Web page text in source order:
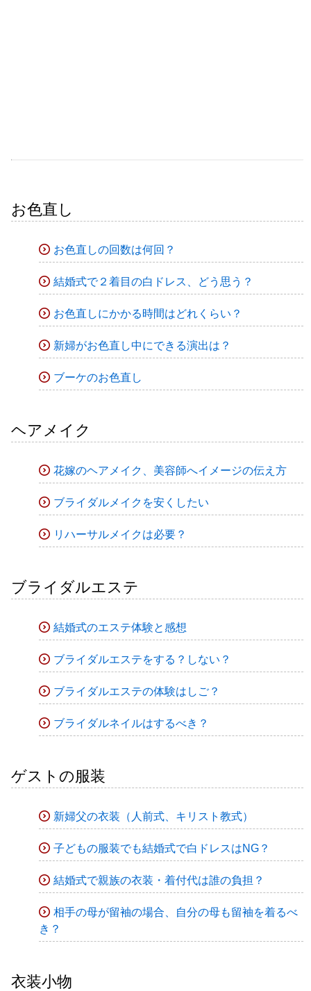
お色直し
お色直しの回数は何回？
結婚式で２着目の白ドレス、どう思う？
お色直しにかかる時間はどれくらい？
新婦がお色直し中にできる演出は？
ブーケのお色直し
ヘアメイク
花嫁のヘアメイク、美容師へイメージの伝え方
ブライダルメイクを安くしたい
リハーサルメイクは必要？
ブライダルエステ
結婚式のエステ体験と感想
ブライダルエステをする？しない？
ブライダルエステの体験はしご？
ブライダルネイルはするべき？
ゲストの服装
新婦父の衣装（人前式、キリスト教式）
子どもの服装でも結婚式で白ドレスはNG？
結婚式で親族の衣装・着付代は誰の負担？
相手の母が留袖の場合、自分の母も留袖を着るべ
き？
衣装小物